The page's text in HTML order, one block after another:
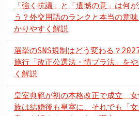
「強く抗議」と「遺憾の意」は何
う？外交用語のランクと本当の意
かりやすく解説
選挙のSNS規制はどう変わる？
施行「改正公選法・情プラ法」をや
く解説
皇室典範が初の本格改正で成立 女
族は結婚後も皇室に、それでも「